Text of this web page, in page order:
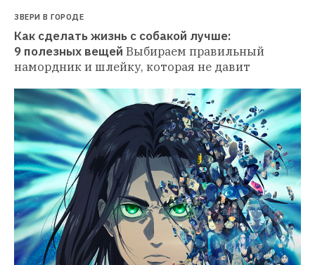
ЗВЕРИ В ГОРОДЕ
Как сделать жизнь с собакой лучше:
9 полезных вещей Выбираем правильный
намордник и шлейку, которая не давит